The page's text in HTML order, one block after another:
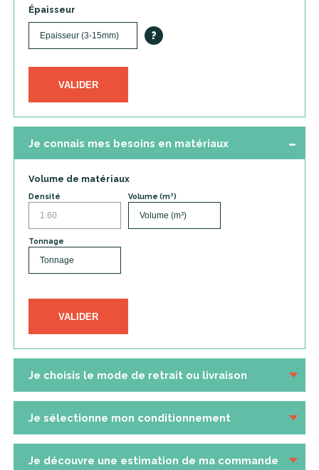
Épaisseur
?
VALIDER
Je connais mes besoins en matériaux
Volume de matériaux
Densité Volume (m³)
Tonnage
VALIDER
Je choisis le mode de retrait ou livraison
Je sélectionne mon conditionnement
Je découvre une estimation de ma commande